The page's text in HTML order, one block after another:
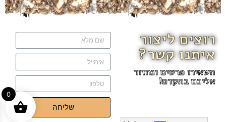
רוצים ליצור
איתנו קשר?
השאירו פרטים ונחזור
אליכם בהקדם!
שליחה
0